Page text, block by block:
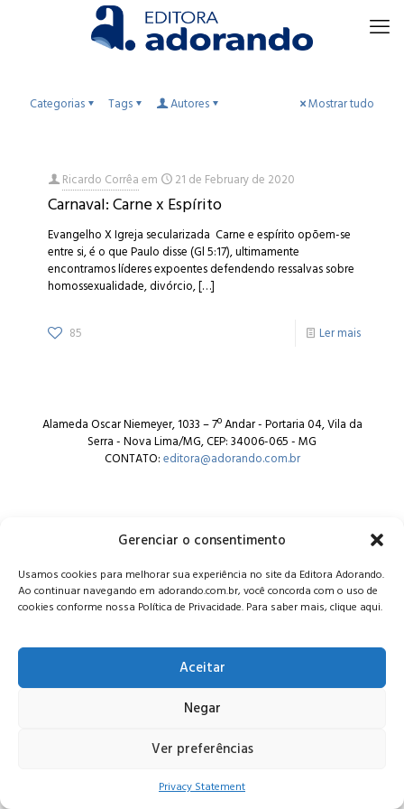
Gerenciar o consentimento
Usamos cookies para melhorar sua experiência no site da Editora Adorando.
Ao continuar navegando em adorando.com.br, você concorda com o uso de
cookies conforme nossa Política de Privacidade. Para saber mais, clique aqui.
Aceitar
Negar
Ver preferências
Privacy Statement
Categorias Tags Autores Mostrar tudo
Ricardo Corrêaem 21 de February de 2020
Carnaval: Carne x Espírito
Evangelho X Igreja secularizada Carne e espírito opõem-se
entre si, é o que Paulo disse (Gl 5:17), ultimamente
encontramos líderes expoentes defendendo ressalvas sobre
homossexualidade, divórcio,[…]
85 Ler mais
Alameda Oscar Niemeyer, 1033 – 7º Andar - Portaria 04, Vila da
Serra - Nova Lima/MG, CEP: 34006-065 - MG
CONTATO:editora@adorando.com.br
© Editora Adorando 2026. Todos os direitos reservados.
Consulte nossapolítica de privacidade.